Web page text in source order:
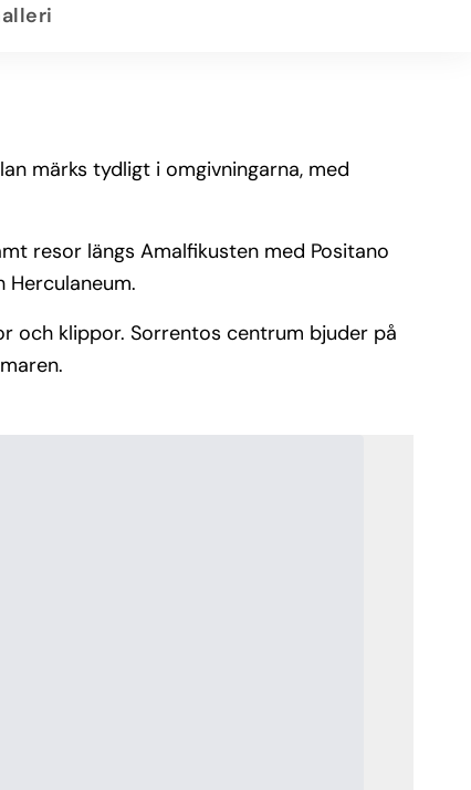
märks tydligt i omgivningarna, med
resor längs Amalfikusten med Positano
och klippor. Sorrentos centrum bjuder på